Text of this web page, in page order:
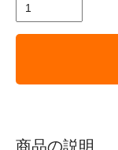
商品の説明